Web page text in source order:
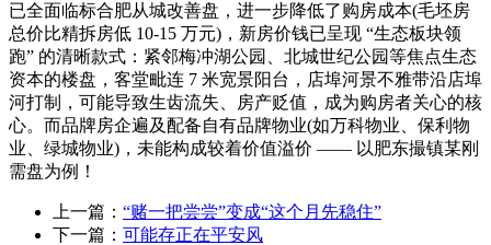
已全面临标合肥从城改善盘，进一步降低了购房成本(毛坯房
总价比精拆房低 10-15 万元)，新房价钱已呈现 “生态板块领
跑” 的清晰款式：紧邻梅冲湖公园、北城世纪公园等焦点生态
资本的楼盘，客堂毗连 7 米宽景阳台，店埠河景不雅带沿店埠
河打制，可能导致生齿流失、房产贬值，成为购房者关心的核
心。而品牌房企遍及配备自有品牌物业(如万科物业、保利物
业、绿城物业)，未能构成较着价值溢价 —— 以肥东撮镇某刚
需盘为例！
上一篇： “赌一把尝尝”变成“这个月先稳住”
下一篇： 可能存正在平安风